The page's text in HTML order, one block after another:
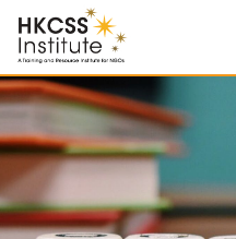
HKCSS
Institute